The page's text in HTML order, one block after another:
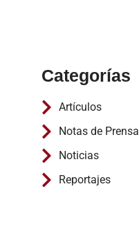
Categorías
Artículos
Notas de Prensa
Noticias
Reportajes